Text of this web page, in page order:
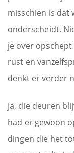
misschien is dat
onderscheidt.
je over
rust en
denkt er verder
Ja, die deuren
had er gewoon
dingen die het